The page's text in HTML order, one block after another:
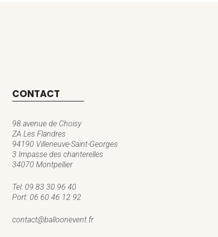
CONTACT
98 avenue de Choisy
ZA Les Flandres
94190 Villeneuve-Saint-Georges
3 Impasse des chanterelles
34070 Montpellier
Tel: 09 83 30 96 40
Port: 06 60 46 12 92
contact@balloonevent.fr